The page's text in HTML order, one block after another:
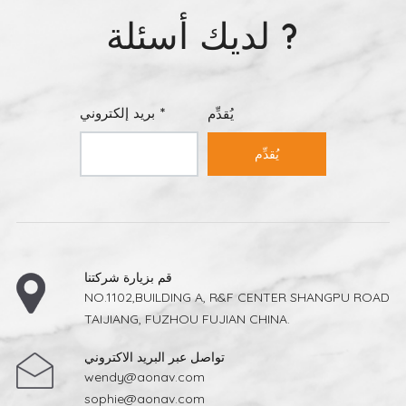
الفور. يمكنك أيضًا دمج البلاط العادي مع التصاميم الزخرفية أو
مزج اللمسات النهائية غير اللامعة واللامعة لإضفاء ملمس
وشخصية مميزة. بلاط الزينة مثالي لواجهات المطبخ أو جدران
يجعله مثاليًا للمناطق المزدحمة. من ناحية أخرى، يتميز بلاط
الجدران السيراميكي بخفة وزنه وتعدد استخداماته، ما يجعله
استكشف أحدث صيحات تصميم البلاط الحديث من خلال
ظروف إضاءة مختلفة لضمان أن النتيجة النهائية تتوافق مع رؤيتك.
التصاميم بتأثير الرخام، يُمكن لاختيارك نمطًا أن يُعيد تعريف كل
ركن من أركان منزلك، مُحوّلًا الأرضيات والجدران العادية إلى
أعمال فنية خالدة.
لديك أسئلة ?
بريد إلكتروني * يُقدِّم
يُقدِّم
قم بزيارة شركتنا
NO.1102,BUILDING A, R&F CENTER SHANGPU ROAD
TAIJIANG, FUZHOU FUJIAN CHINA.
تواصل عبر البريد الاكتروني
wendy@aonav.com
sophie@aonav.com